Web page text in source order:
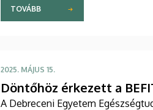
TOVÁBB
2025. MÁJUS 15.
Döntőhöz érkezett a
A Debreceni Egyetem